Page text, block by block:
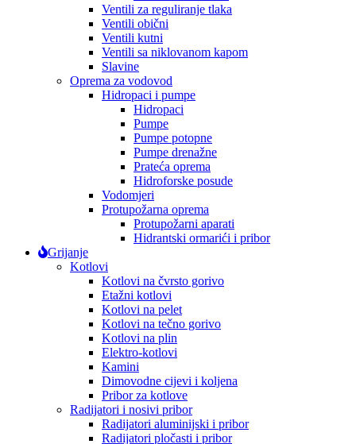
Ventili za reguliranje tlaka
Ventili obični
Ventili kutni
Ventili sa niklovanom kapom
Slavine
Oprema za vodovod
Hidropaci i pumpe
Hidropaci
Pumpe
Pumpe potopne
Pumpe drenažne
Prateća oprema
Hidroforske posude
Vodomjeri
Protupožarna oprema
Protupožarni aparati
Hidrantski ormarići i pribor
Grijanje
Kotlovi
Kotlovi na čvrsto gorivo
Etažni kotlovi
Kotlovi na pelet
Kotlovi na tečno gorivo
Kotlovi na plin
Elektro-kotlovi
Kamini
Dimovodne cijevi i koljena
Pribor za kotlove
Radijatori i nosivi pribor
Radijatori aluminijski i pribor
Radijatori pločasti i pribor